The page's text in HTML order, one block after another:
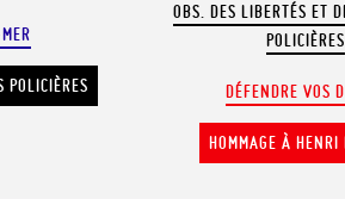
POLICIÈRES
OBS. DES LIBERTÉS ET
POLICIÈRES
DÉFENDRE VOS
HOMMAGE À HENRI